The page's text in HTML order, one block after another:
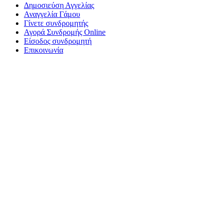
Δημοσιεύση Αγγελίας
Αναγγελία Γάμου
Γίνετε συνδρομητής
Αγορά Συνδρομής Online
Είσοδος συνδρομητή
Επικοινωνία